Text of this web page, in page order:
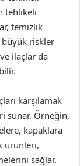
tehlikeli
temizlik
riskler
ilaçlar da
karşılamak
sunar. Örneğin,
kapaklara
ürünleri,
sağlar.